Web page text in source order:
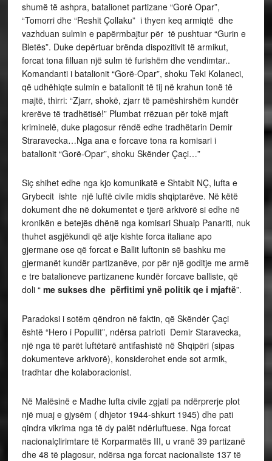
shumë të ashpra, batalionet partizane “Gorë Opar”,
“Tomorri dhe “Reshit Çollaku” i thyen keq armiqtë dhe
vazhduan sulmin e papërmbajtur për të pushtuar “Gurin e
Bletës”. Duke depërtuar brënda dispozitivit të armikut,
forcat tona filluan një sulm të furishëm dhe vendimtar..
Komandanti i batalionit “Gorë-Opar”, shoku Teki Kolaneci,
që udhëhiqte sulmin e batalionit të tij në krahun tonë të
majtë, thirri: “Zjarr, shokë, zjarr të pamëshirshëm kundër
krerëve të tradhëtisë!” Plumbat rrëzuan për tokë mjaft
kriminelë, duke plagosur rëndë edhe tradhëtarin Demir
Straravecka…Nga ana e forcave tona ra komisari i
batalionit “Gorë-Opar”, shoku Skënder Çaçi…”
Siç shihet edhe nga kjo komunikatë e Shtabit NÇ, lufta e
Grybecit ishte një luftë civile midis shqiptarëve. Në këtë
dokument dhe në dokumentet e tjerë arkivorë si edhe në
kronikën e betejës dhënë nga komisari Shuaip Panariti, nuk
thuhet asgjëkundi që atje kishte forca italiane apo
gjermane ose që forcat e Ballit luftonin së bashku me
gjermanët kundër partizanëve, por për një goditje me armë
e tre batalioneve partizanene kundër forcave balliste, që
doli “ me sukses dhe përfitimi ynë politik qe i mjaftë”.
Paradoksi i sotëm qëndron në faktin, që Skëndër Çaçi
është “Hero i Popullit”, ndërsa patrioti Demir Staravecka,
një nga të parët luftëtarë antifashistë në Shqipëri (sipas
dokumenteve arkivorë), konsiderohet ende sot armik,
tradhtar dhe kolaboracionist.
Në Malësinë e Madhe lufta civile zgjati pa ndërprerje plot
një muaj e gjysëm ( dhjetor 1944-shkurt 1945) dhe pati
qindra vikrima nga të dy palët ndërluftuese. Nga forcat
nacionalçlirimtare të Korparmatës III, u vranë 39 partizanë
dhe 48 të plagosur, ndërsa nga forcat nacionaliste 137 të